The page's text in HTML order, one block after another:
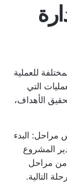
للعملية
التي
الأهداف،
مراحل: البدء
المشروع
من مراحل
التالية.